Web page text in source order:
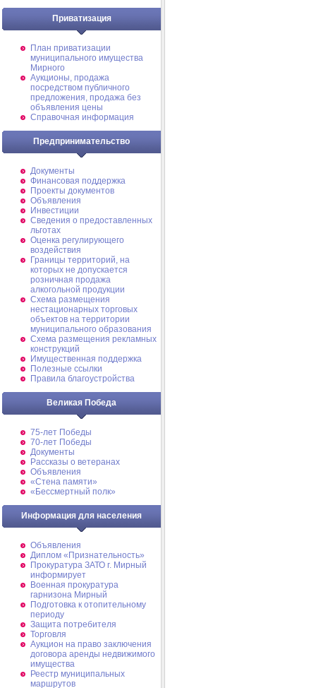
Приватизация
План приватизации
муниципального имущества
Мирного
Аукционы, продажа
посредством публичного
предложения, продажа без
объявления цены
Справочная информация
Предпринимательство
Документы
Финансовая поддержка
Проекты документов
Объявления
Инвестиции
Сведения о предоставленных
льготах
Оценка регулирующего
воздействия
Границы территорий, на
которых не допускается
розничная продажа
алкогольной продукции
Схема размещения
нестационарных торговых
объектов на территории
муниципального образования
Схема размещения рекламных
конструкций
Имущественная поддержка
Полезные ссылки
Правила благоустройства
Великая Победа
75-лет Победы
70-лет Победы
Документы
Рассказы о ветеранах
Объявления
«Стена памяти»
«Бессмертный полк»
Информация для населения
Объявления
Диплом «Признательность»
Прокуратура ЗАТО г. Мирный
информирует
Военная прокуратура
гарнизона Мирный
Подготовка к отопительному
периоду
Защита потребителя
Торговля
Аукцион на право заключения
договора аренды недвижимого
имущества
Реестр муниципальных
маршрутов